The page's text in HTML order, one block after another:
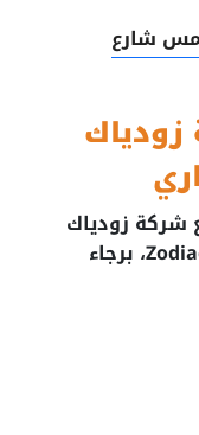
شارع
شركة زودياك
للتطوير العقاري Zodiac Developments، برجاء